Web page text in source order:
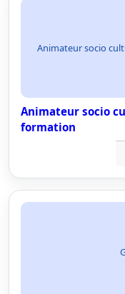
Animateur socio
Animateur socio
formation